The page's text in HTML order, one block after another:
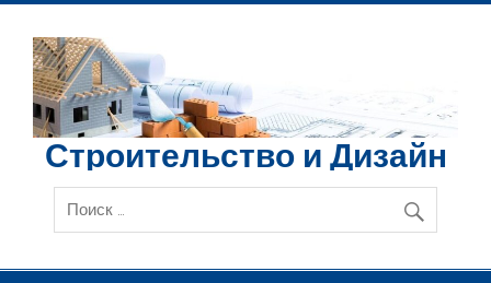
Перейти
содержимому
Строительство и Дизайн